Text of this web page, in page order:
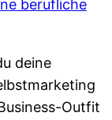
deine
Outfit